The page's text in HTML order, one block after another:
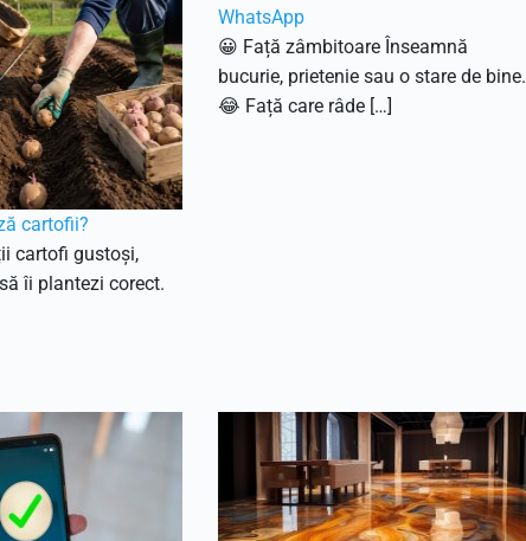
cartofii?
cartofi gustoși,
îi plantezi corect.
WhatsApp
😀 Față zâmbitoare Înseamnă
bucurie, prietenie sau o stare de bine.
😂 Față care râde […]